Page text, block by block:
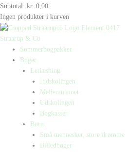
Subtotal: kr. 0,00
Ingen produkter i kurven
Straarup & Co
Sommerbogpakker
Bøger
Letlæsning
Indskolingen
Mellemtrinnet
Udskolingen
Bogkasser
Børn
Små mennesker, store drømme
Billedbøger